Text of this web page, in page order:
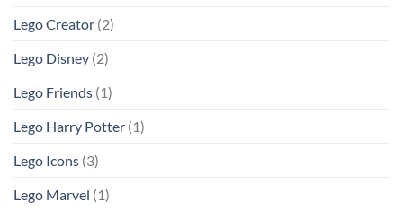
Lego Creator (2)
Lego Disney (2)
Lego Friends (1)
Lego Harry Potter (1)
Lego Icons (3)
Lego Marvel (1)